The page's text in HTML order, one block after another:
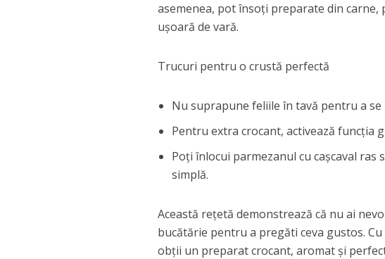
asemenea, pot însoți preparate din
ușoară de vară.
Trucuri pentru o crustă perfectă
Nu suprapune feliile în tavă pentru a
Pentru extra crocant, activează funcția
Poți înlocui parmezanul cu cașcaval
simplă.
Această rețetă demonstrează că nu ai
bucătărie pentru a pregăti ceva gustos.
obții un preparat crocant, aromat și